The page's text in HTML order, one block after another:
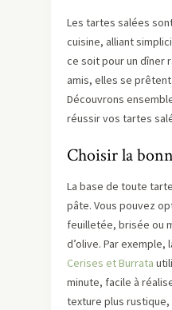
Les tartes salées
cuisine, alliant
ce soit pour un dîner
amis, elles se
Découvrons
réussir vos tartes
Choisir la
La base de toute
pâte. Vous pouvez
feuilletée, brisée ou
d’olive. Par exemple,
Cerises et Burrata
minute, facile à
texture plus